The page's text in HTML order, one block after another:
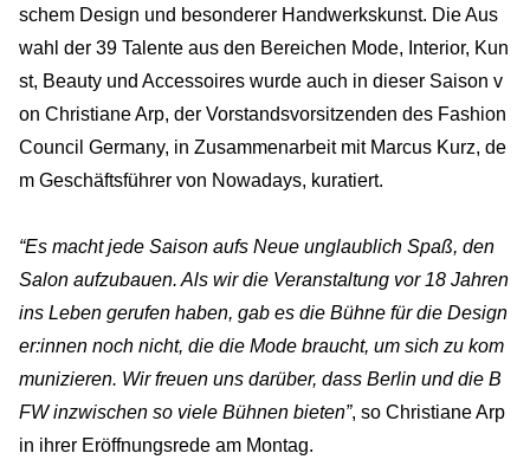
schem Design und besonderer Handwerkskunst. Die Aus
wahl der 39 Talente aus den Bereichen Mode, Interior, Kun
st, Beauty und Accessoires wurde auch in dieser Saison v
on Christiane Arp, der Vorstandsvorsitzenden des Fashion
Council Germany, in Zusammenarbeit mit Marcus Kurz, de
m Geschäftsführer von Nowadays, kuratiert.
“Es macht jede Saison aufs Neue unglaublich Spaß, den
Salon aufzubauen. Als wir die Veranstaltung vor 18 Jahren
ins Leben gerufen haben, gab es die Bühne für die Design
er:innen noch nicht, die die Mode braucht, um sich zu kom
munizieren. Wir freuen uns darüber, dass Berlin und die B
FW inzwischen so viele Bühnen bieten”, so Christiane Arp
in ihrer Eröffnungsrede am Montag.